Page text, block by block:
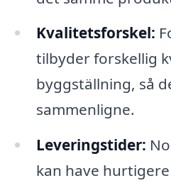
Kvalitetsforskel:
tilbyder forskellig
byggställning, så
sammenligne.
Leveringstider:
kan have hurtigere